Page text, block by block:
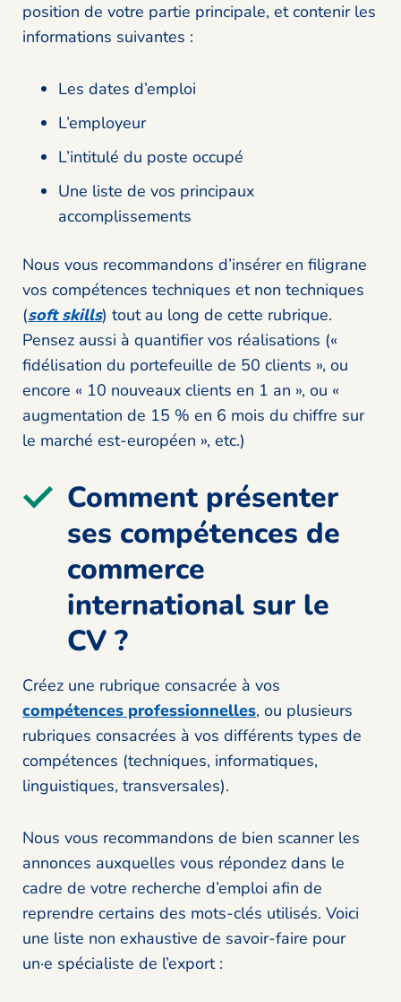
position de votre partie principale, et contenir les
informations suivantes :
Les dates d’emploi
L’employeur
L’intitulé du poste occupé
Une liste de vos principaux
accomplissements
Nous vous recommandons d’insérer en filigrane
vos compétences techniques et non techniques
(soft skills) tout au long de cette rubrique.
Pensez aussi à quantifier vos réalisations («
fidélisation du portefeuille de 50 clients », ou
encore « 10 nouveaux clients en 1 an », ou «
augmentation de 15 % en 6 mois du chiffre sur
le marché est-européen », etc.)
Comment présenter
ses compétences de
commerce
international sur le
CV ?
Créez une rubrique consacrée à vos
compétences professionnelles, ou plusieurs
rubriques consacrées à vos différents types de
compétences (techniques, informatiques,
linguistiques, transversales).
Nous vous recommandons de bien scanner les
annonces auxquelles vous répondez dans le
cadre de votre recherche d’emploi afin de
reprendre certains des mots-clés utilisés. Voici
une liste non exhaustive de savoir-faire pour
un·e spécialiste de l’export :